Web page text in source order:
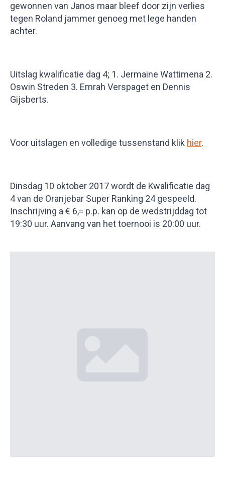
gewonnen van Janos maar bleef door zijn verlies
tegen Roland jammer genoeg met lege handen
achter.
Uitslag kwalificatie dag 4; 1. Jermaine Wattimena 2.
Oswin Streden 3. Emrah Verspaget en Dennis
Gijsberts.
Voor uitslagen en volledige tussenstand klik hier.
Dinsdag 10 oktober 2017 wordt de Kwalificatie dag
4 van de Oranjebar Super Ranking 24 gespeeld.
Inschrijving a € 6,= p.p. kan op de wedstrijddag tot
19:30 uur. Aanvang van het toernooi is 20:00 uur.